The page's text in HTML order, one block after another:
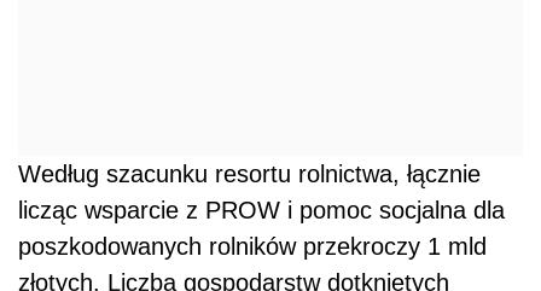
Według szacunku resortu rolnictwa, łącznie
licząc wsparcie z PROW i pomoc socjalna dla
poszkodowanych rolników przekroczy 1 mld
złotych. Liczba gospodarstw dotkniętych